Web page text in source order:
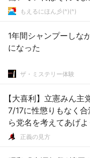
か
もえるにほん彡(^)(^)
1年間シャンプーしな
になった
ザ・ミステリー体験
【大喜利】立憲みん
7/17に性懲りもなく
ら党名を考えてあげよ
正義の見方